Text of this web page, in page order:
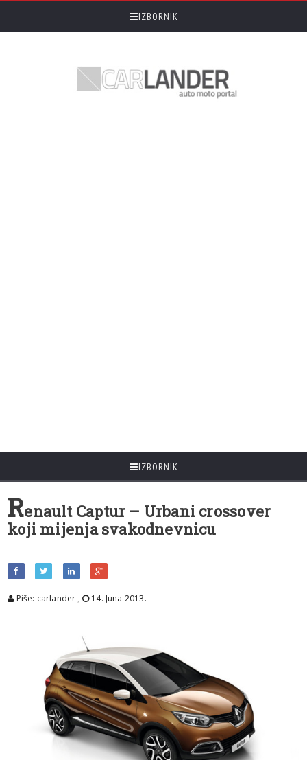
IZBORNIK
IZBORNIK
Renault Captur – Urbani crossover
koji mijenja svakodnevnicu
Piše: carlander , 14. Juna 2013.